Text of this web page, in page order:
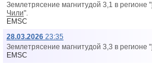
Землетрясение магнитудой 3,1 в регионе "
Чили".
EMSC
28.03.2026 23:35
Землетрясение магнитудой 3,3 в регионе "
EMSC